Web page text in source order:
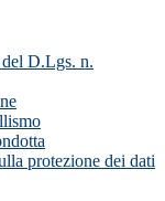
D.Lgs. n.
protezione dei dati